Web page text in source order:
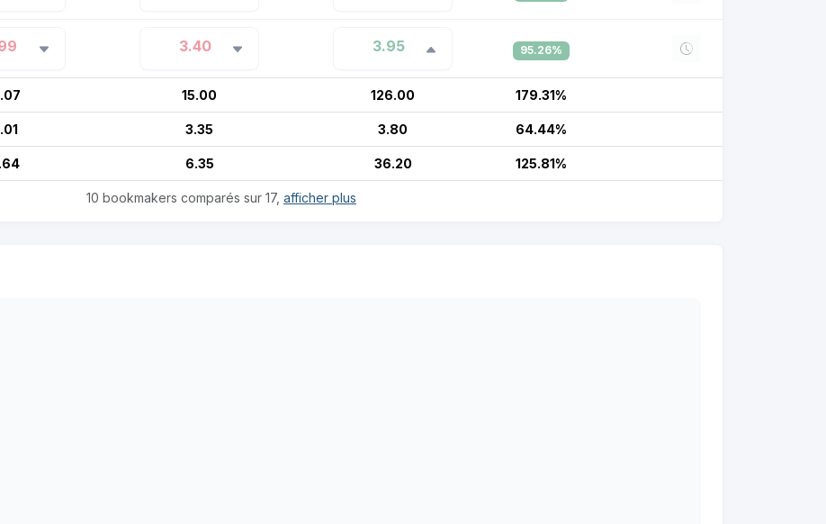
3.40 3.95 95.26%
15.00 126.00 179.31%
3.35 3.80 64.44%
6.35 36.20 125.81%
10 bookmakers comparés sur 17, afficher plus